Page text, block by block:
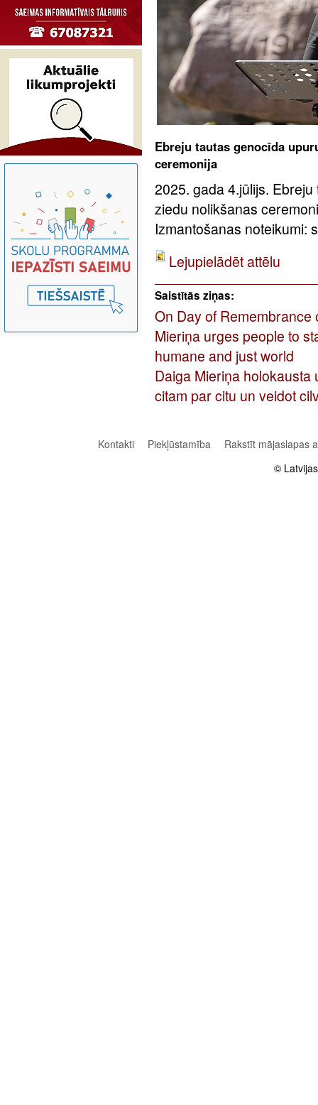
Ebreju tautas genocīda
ceremonija
2025. gada 4.jūlijs.
ziedu nolikšanas
Izmantošanas noteikumi:
Lejupielādēt attēlu
Saistītās ziņas:
On Day of Remembrance
Mieriņa urges people to
humane and just world
Daiga Mieriņa
citam par citu un veidot
Kontakti Piekļūstamība
Rakstīt mājaslapas
©